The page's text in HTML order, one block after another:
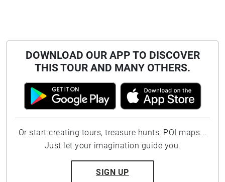
DOWNLOAD OUR APP TO DISCOVER
THIS TOUR AND MANY OTHERS.
Or start creating tours, treasure hunts, POI maps...
Just let your imagination guide you.
SIGN UP